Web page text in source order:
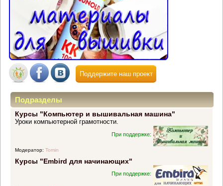
Поддержите наш проект
Подразделы
Курсы "Компьютер и вышивальная машина"
Уроки компьютерной грамотности.
При поддержке:
Модератор: Tomin
Курсы "Embird для начинающих"
При поддержке: